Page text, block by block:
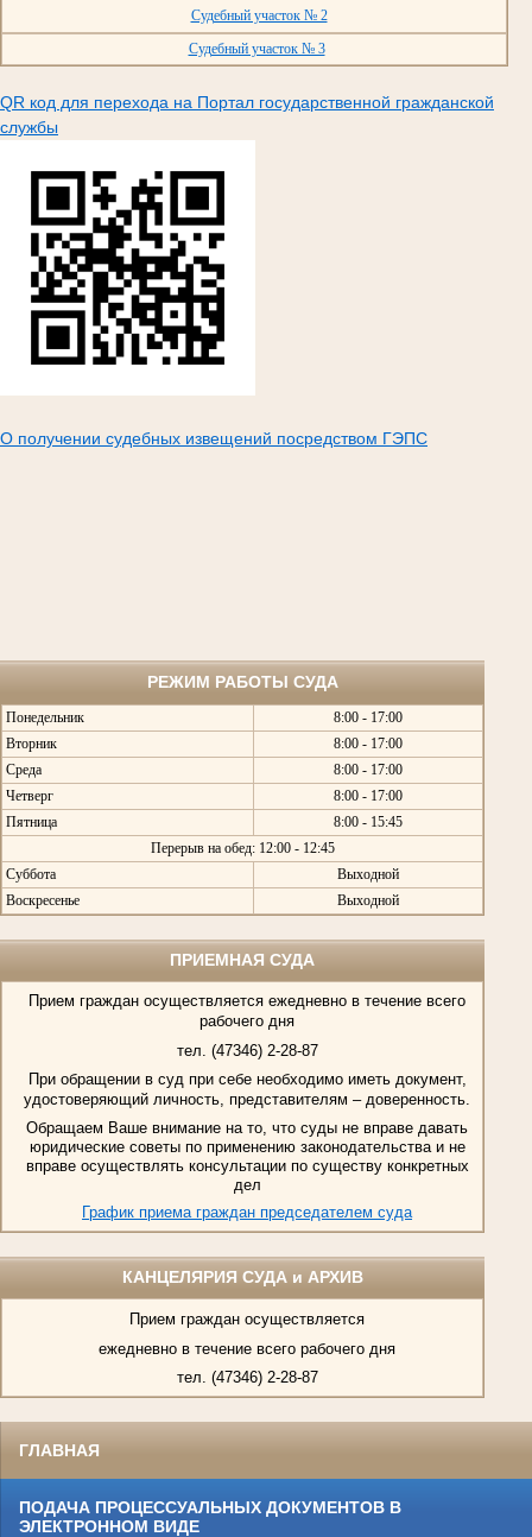
Судебный участок № 2
Судебный участок № 3
QR код для перехода на Портал государственной гражданской
службы
О получении судебных извещений посредством ГЭПС
РЕЖИМ РАБОТЫ СУДА
Понедельник
8:00 - 17:00
Вторник
8:00 - 17:00
Среда
8:00 - 17:00
Четверг
8:00 - 17:00
Пятница
8:00 - 15:45
Перерыв на обед: 12:00 - 12:45
Суббота
Выходной
Воскресенье
Выходной
ПРИЕМНАЯ СУДА
Прием граждан осуществляется ежедневно в течение всего
рабочего дня
тел. (47346) 2-28-87
При обращении в суд при себе необходимо иметь документ,
удостоверяющий личность, представителям – доверенность.
Обращаем Ваше внимание на то, что суды не вправе давать
юридические советы по применению законодательства и не
вправе осуществлять консультации по существу конкретных
дел
График приема граждан председателем суда
КАНЦЕЛЯРИЯ СУДА и АРХИВ
Прием граждан осуществляется
ежедневно в течение всего рабочего дня
тел. (47346) 2-28-87
ГЛАВНАЯ
ПОДАЧА ПРОЦЕССУАЛЬНЫХ ДОКУМЕНТОВ В
ЭЛЕКТРОННОМ ВИДЕ